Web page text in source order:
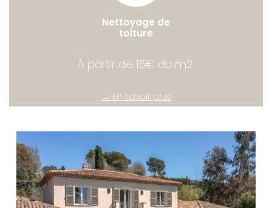
Nettoyage de
toiture
À partir de 15€ du m2
→ En savoir plus